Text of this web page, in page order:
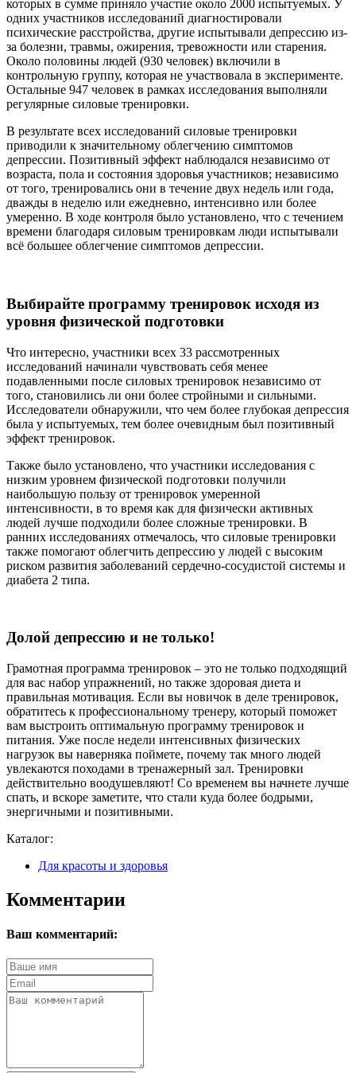
которых в сумме приняло участие около 2000 испытуемых. У
одних участников исследований диагностировали
психические расстройства, другие испытывали депрессию из-
за болезни, травмы, ожирения, тревожности или старения.
Около половины людей (930 человек) включили в
контрольную группу, которая не участвовала в эксперименте.
Остальные 947 человек в рамках исследования выполняли
регулярные силовые тренировки.
В результате всех исследований силовые тренировки
приводили к значительному облегчению симптомов
депрессии. Позитивный эффект наблюдался независимо от
возраста, пола и состояния здоровья участников; независимо
от того, тренировались они в течение двух недель или года,
дважды в неделю или ежедневно, интенсивно или более
умеренно. В ходе контроля было установлено, что с течением
времени благодаря силовым тренировкам люди испытывали
всё большее облегчение симптомов депрессии.
Выбирайте программу тренировок исходя из
уровня физической подготовки
Что интересно, участники всех 33 рассмотренных
исследований начинали чувствовать себя менее
подавленными после силовых тренировок независимо от
того, становились ли они более стройными и сильными.
Исследователи обнаружили, что чем более глубокая депрессия
была у испытуемых, тем более очевидным был позитивный
эффект тренировок.
Также было установлено, что участники исследования с
низким уровнем физической подготовки получили
наибольшую пользу от тренировок умеренной
интенсивности, в то время как для физически активных
людей лучше подходили более сложные тренировки. В
ранних исследованиях отмечалось, что силовые тренировки
также помогают облегчить депрессию у людей с высоким
риском развития заболеваний сердечно-сосудистой системы и
диабета 2 типа.
Долой депрессию и не только!
Грамотная программа тренировок – это не только подходящий
для вас набор упражнений, но также здоровая диета и
правильная мотивация. Если вы новичок в деле тренировок,
обратитесь к профессиональному тренеру, который поможет
вам выстроить оптимальную программу тренировок и
питания. Уже после недели интенсивных физических
нагрузок вы наверняка поймете, почему так много людей
увлекаются походами в тренажерный зал. Тренировки
действительно воодушевляют! Со временем вы начнете лучше
спать, и вскоре заметите, что стали куда более бодрыми,
энергичными и позитивными.
Каталог:
Для красоты и здоровья
Комментарии
Ваш комментарий: